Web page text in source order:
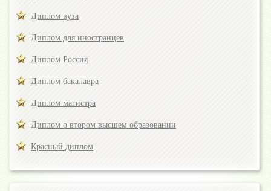
Диплом вуза
Диплом для иностранцев
Диплом Россия
Диплом бакалавра
Диплом магистра
Диплом о втором высшем образовании
Красный диплом